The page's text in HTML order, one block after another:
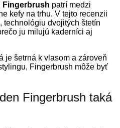
Fingerbrush patrí medzi
kefy na trhu. V tejto recenzii
technológiu dvojitých štetín
ju milujú kaderníci aj
je šetrná k vlasom a zároveň
Fingerbrush môže byť
Fingerbrush taká